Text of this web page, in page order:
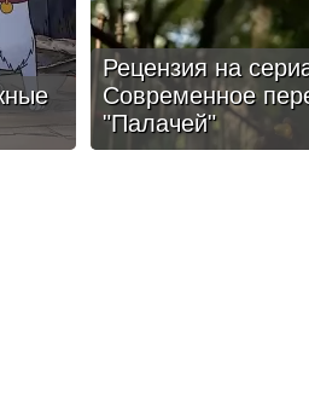
Рецензия на
Современное
"Палачей"